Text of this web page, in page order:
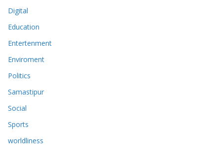
Digital
Education
Entertenment
Enviroment
Politics
Samastipur
Social
Sports
worldliness